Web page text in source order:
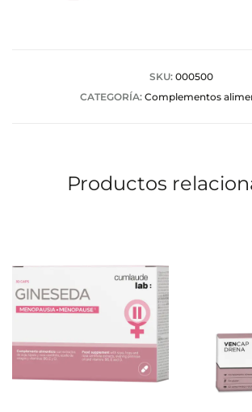
SKU: 000500
CATEGORÍA: Complementos
Productos